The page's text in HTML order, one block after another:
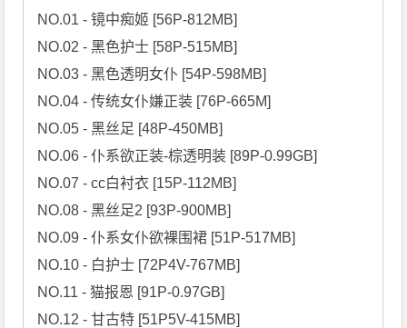
NO.01 - 镜中痴姬 [56P-812MB]
NO.02 - 黑色护士 [58P-515MB]
NO.03 - 黑色透明女仆 [54P-598MB]
NO.04 - 传统女仆嫌正装 [76P-665M]
NO.05 - 黑丝足 [48P-450MB]
NO.06 - 仆系欲正装-棕透明装 [89P-0.99GB]
NO.07 - cc白衬衣 [15P-112MB]
NO.08 - 黑丝足2 [93P-900MB]
NO.09 - 仆系女仆欲裸围裙 [51P-517MB]
NO.10 - 白护士 [72P4V-767MB]
NO.11 - 猫报恩 [91P-0.97GB]
NO.12 - 甘古特 [51P5V-415MB]